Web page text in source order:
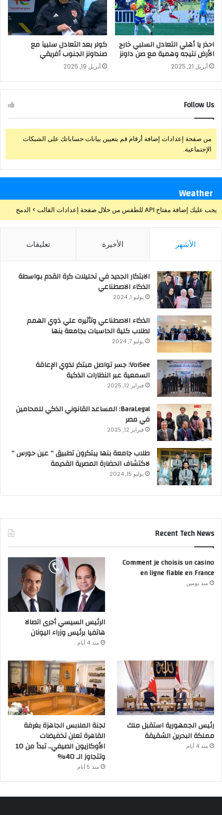
احذر يا أهلي التعادل السلبي خارج
الأرض نتيجه وهمية مع صن داونز
أبريل 21, 2025
كولر بعد التعادل سلبيآ مع
صنداونز الجنوب أفريقي
أبريل 19, 2025
Follow Us
من صفحة إعدادات إضافة أرقام قم بتعيين بيانات حساباتك على الشبكات
الإجتماعية.
Weather
يجب عليك إضافة مفتاح API للطقس من خلال صفحة إعدادات القالب > الدمج
الأشهر الأخيرة تعليقات
الابتكار الجديد في تحليلات كرة القدم بواسطة
الذكاء الاصطناعي
يوليو 1, 2024
الذكاء الاصطناعي وتأثيره علي ذوي الهمم
لطلاب كلية الحاسبات بجامعة بنها
يوليو 7, 2024
VoiSee: جسر تواصل مبتكر لذوي الإعاقة
السمعية عبر النظارات الذكية
فبراير 12, 2025
BaraLegal: المساعد القانوني الذكي للمحامين
في مصر
فبراير 12, 2025
طلاب جامعة بنها يبتكرون تطبيق ” عين حورس ”
لاكتشاف الحضارة المصرية القديمة
يوليو 15, 2024
Recent Tech News
Comment je choisis un casino
en ligne fiable en France
منذ يومين
الرئيس السيسي أجرى اتصالا
هاتفيا برئيس وزراء اليونان
منذ 4 أيام
رئيس الجمهورية استقبل ملك
مملكة البحرين الشقيقة
منذ 4 أيام
لجنة الملابس الجاهزة بغرفة
القاهرة تعلن تخفيضات
الأوكازيون الصيفي.. تبدأ من 10
وتتجاوز الـ 40%
منذ 5 أيام